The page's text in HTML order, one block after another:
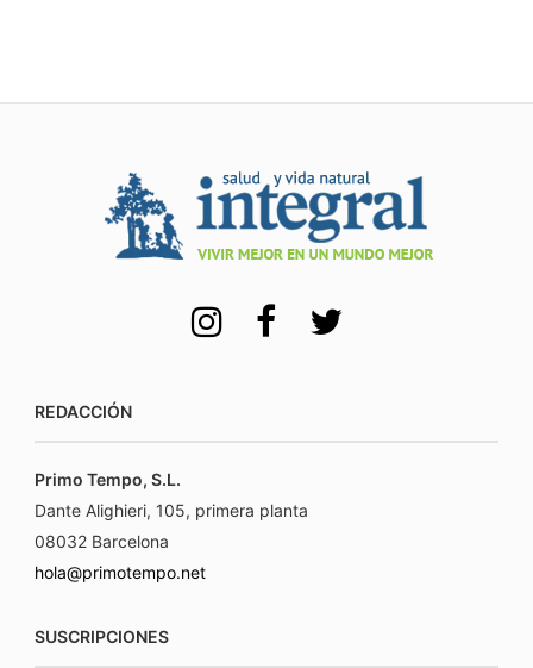
REDACCIÓN
Primo Tempo, S.L.
Dante Alighieri, 105, primera planta
08032 Barcelona
hola@primotempo.net
SUSCRIPCIONES